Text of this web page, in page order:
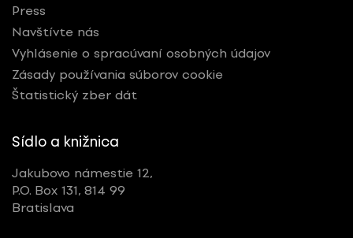
Press
Navštívte nás
Vyhlásenie o spracúvaní osobných údajov
Zásady používania súborov cookie
Štatistický zber dát
Sídlo a knižnica
Jakubovo námestie 12,
P.O. Box 131, 814 99
Bratislava